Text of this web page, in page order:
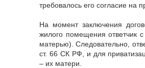
требовалось его согласие на
На момент заключения
жилого помещения ответчик
матерью). Следовательно,
ст. 66 СК РФ, и для
– их матери.